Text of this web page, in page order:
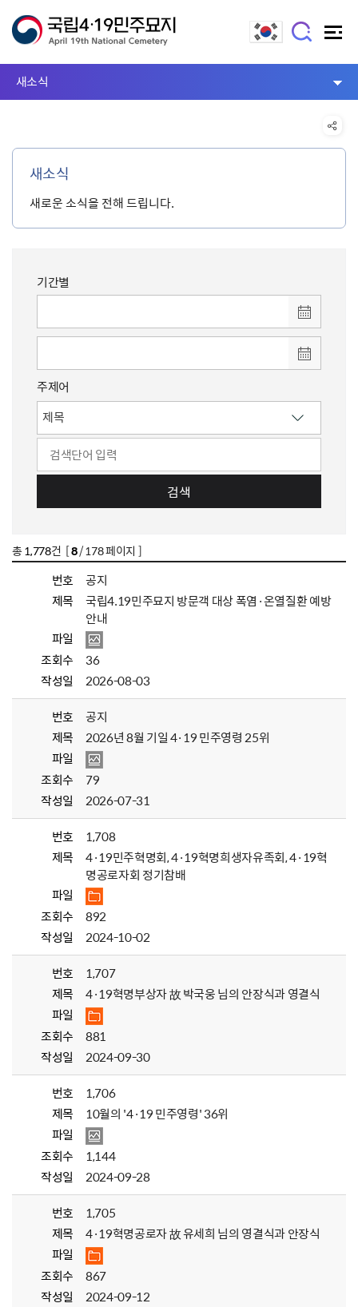
새소식
새소식
새로운 소식을 전해 드립니다.
기간별
주제어
검색
총 1,778건 [8/ 178 페이지 ]
번호
공지
제목
국립4.19민주묘지 방문객 대상 폭염·온열질환 예방
안내
파일
조회수
36
작성일
2026-08-03
번호
공지
제목
2026년 8월 기일 4·19 민주영령 25위
파일
조회수
79
작성일
2026-07-31
번호
1,708
제목
4·19민주혁명회, 4·19혁명희생자유족회, 4·19혁
명공로자회 정기참배
파일
조회수
892
작성일
2024-10-02
번호
1,707
제목
4·19혁명부상자 故 박국웅 님의 안장식과 영결식
파일
조회수
881
작성일
2024-09-30
번호
1,706
제목
10월의 '4·19 민주영령' 36위
파일
조회수
1,144
작성일
2024-09-28
번호
1,705
제목
4·19혁명공로자 故 유세희 님의 영결식과 안장식
파일
조회수
867
작성일
2024-09-12